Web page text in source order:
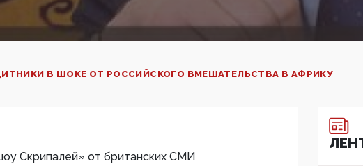
В ШОКЕ ОТ РОССИЙСКОГО ВМЕШАТЕЛЬСТВА В АФРИКУ
Скрипалей» от британских СМИ